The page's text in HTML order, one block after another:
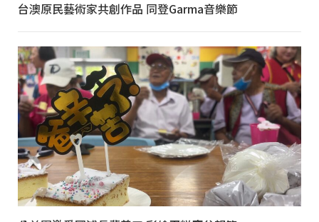
台澳原民藝術家共創作品 同登Garma音樂節